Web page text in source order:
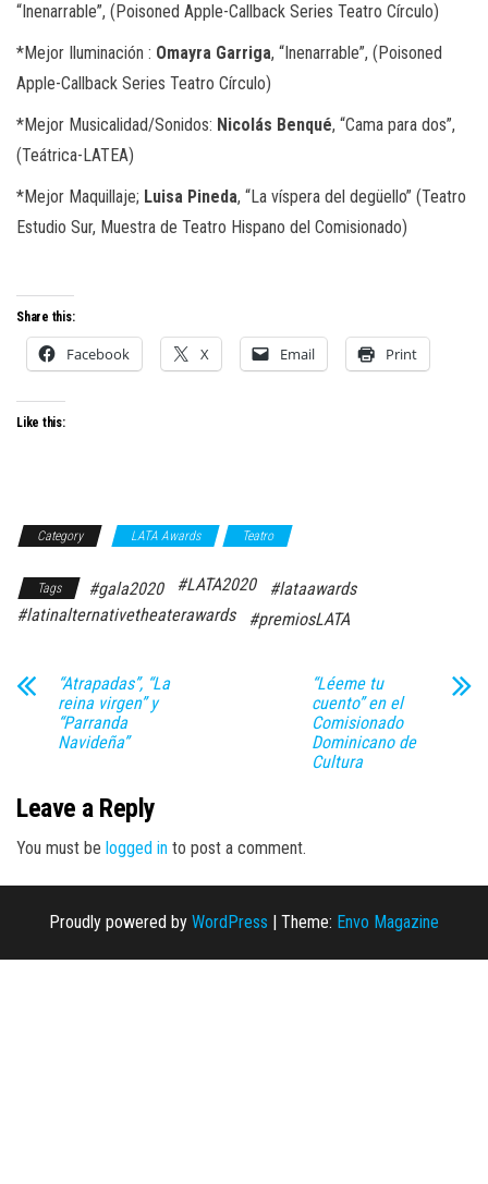
“Inenarrable”, (Poisoned Apple-Callback Series Teatro Círculo)
*Mejor Iluminación : Omayra Garriga, “Inenarrable”, (Poisoned
Apple-Callback Series Teatro Círculo)
*Mejor Musicalidad/Sonidos: Nicolás Benqué, “Cama para dos”,
(Teátrica-LATEA)
*Mejor Maquillaje; Luisa Pineda, “La víspera del degüello” (Teatro
Estudio Sur, Muestra de Teatro Hispano del Comisionado)
Share this:
Facebook X Email Print
Like this:
Category LATA Awards Teatro
Tags #gala2020 #LATA2020
#lataawards
#latinalternativetheaterawards
#premiosLATA
“Atrapadas”, “La
reina virgen” y
“Parranda
Navideña”
“Léeme tu
cuento” en el
Comisionado
Dominicano de
Cultura
Leave a Reply
You must be logged in to post a comment.
Proudly powered by WordPress Theme: Envo Magazine